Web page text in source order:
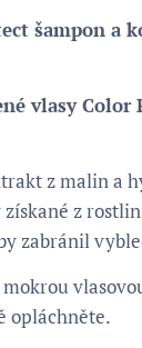
šampon a
vlasy
z malin a
z
zabránil
opláchněte.